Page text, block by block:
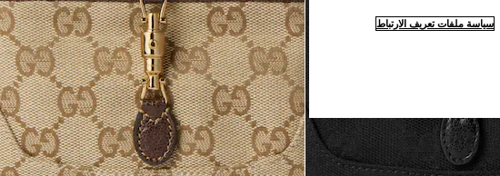
سياسة ملفات تعريف الارتباط